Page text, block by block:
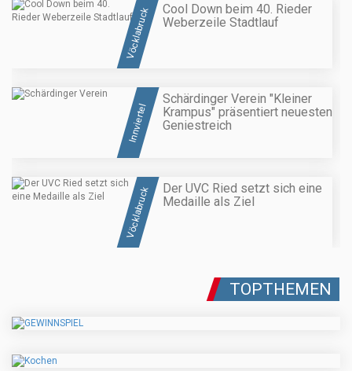
Vöcklabruck
Cool Down beim 40. Rieder
Weberzeile Stadtlauf
Innviertel
Schärdinger Verein "Kleiner
Krampus" präsentiert neuesten
Geniestreich
Vöcklabruck
Der UVC Ried setzt sich eine
Medaille als Ziel
TOPTHEMEN